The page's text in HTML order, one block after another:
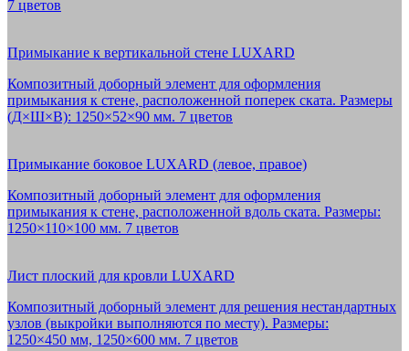
7 цветов
Примыкание к вертикальной стене LUXARD
Композитный доборный элемент для оформления
примыкания к стене, расположенной поперек ската. Размеры
(Д×Ш×В): 1250×52×90 мм. 7 цветов
Примыкание боковое LUXARD (левое, правое)
Композитный доборный элемент для оформления
примыкания к стене, расположенной вдоль ската. Размеры:
1250×110×100 мм. 7 цветов
Лист плоский для кровли LUXARD
Композитный доборный элемент для решения нестандартных
узлов (выкройки выполняются по месту). Размеры:
1250×450 мм, 1250×600 мм. 7 цветов